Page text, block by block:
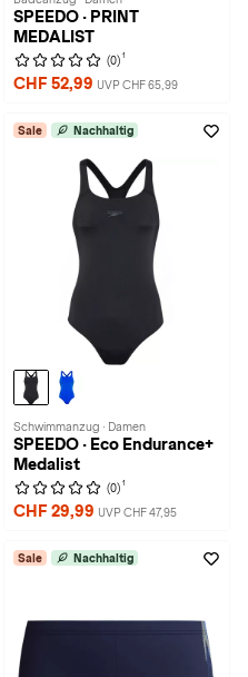
SPEEDO · PRINT
MEDALIST
(0) 1
CHF 52,99 UVP CHF 65,99
Sale Nachhaltig
Schwimmanzug · Damen
SPEEDO · Eco Endurance+
Medalist
(0) 1
CHF 29,99 UVP CHF 47,95
Sale Nachhaltig